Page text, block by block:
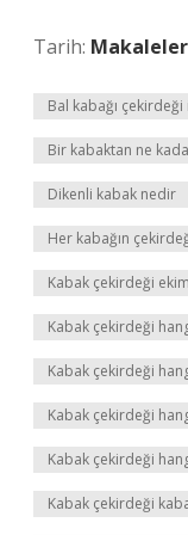
Tarih: Makaleler
Bal kabağı çekirdeği
Bir kabaktan ne
Dikenli kabak nedir
Her kabağın
Kabak çekirdeği
Kabak çekirdeği
Kabak çekirdeği
Kabak çekirdeği
Kabak çekirdeği
Kabak çekirdeği